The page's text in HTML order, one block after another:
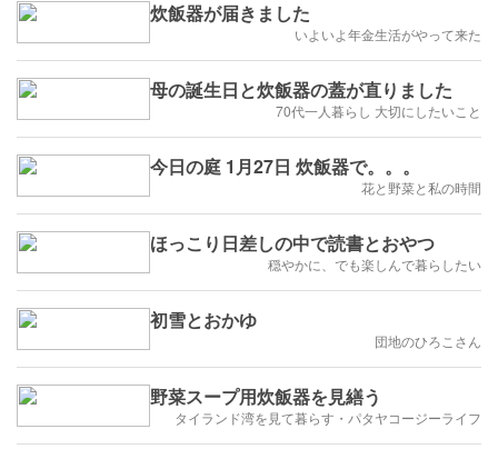
炊飯器が届きました
いよいよ年金生活がやって来た
母の誕生日と炊飯器の蓋が直りました
70代一人暮らし 大切にしたいこと
今日の庭 1月27日 炊飯器で。。。
花と野菜と私の時間
ほっこり日差しの中で読書とおやつ
穏やかに、でも楽しんで暮らしたい
初雪とおかゆ
団地のひろこさん
野菜スープ用炊飯器を見繕う
タイランド湾を見て暮らす・パタヤコージーライフ